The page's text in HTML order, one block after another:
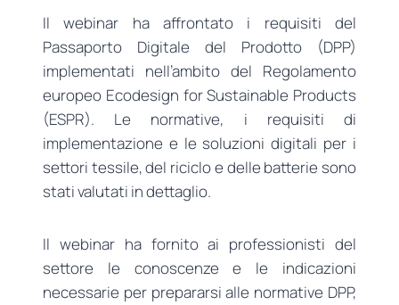
Il webinar ha affrontato i requisiti del
Passaporto Digitale del Prodotto (DPP)
implementati nell’ambito del Regolamento
europeo Ecodesign for Sustainable Products
(ESPR). Le normative, i requisiti di
implementazione e le soluzioni digitali per i
settori tessile, del riciclo e delle batterie sono
stati valutati in dettaglio.
Il webinar ha fornito ai professionisti del
settore le conoscenze e le indicazioni
necessarie per prepararsi alle normative DPP,